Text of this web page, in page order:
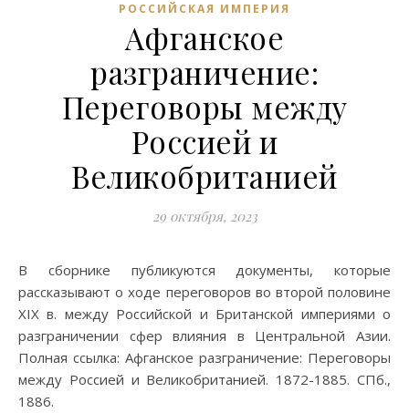
РОССИЙСКАЯ ИМПЕРИЯ
Афганское
разграничение:
Переговоры между
Россией и
Великобританией
29 октября, 2023
В сборнике публикуются документы, которые
рассказывают о ходе переговоров во второй половине
XIX в. между Российской и Британской империями о
разграничении сфер влияния в Центральной Азии.
Полная ссылка: Афганское разграничение: Переговоры
между Россией и Великобританией. 1872-1885. СПб.,
1886.